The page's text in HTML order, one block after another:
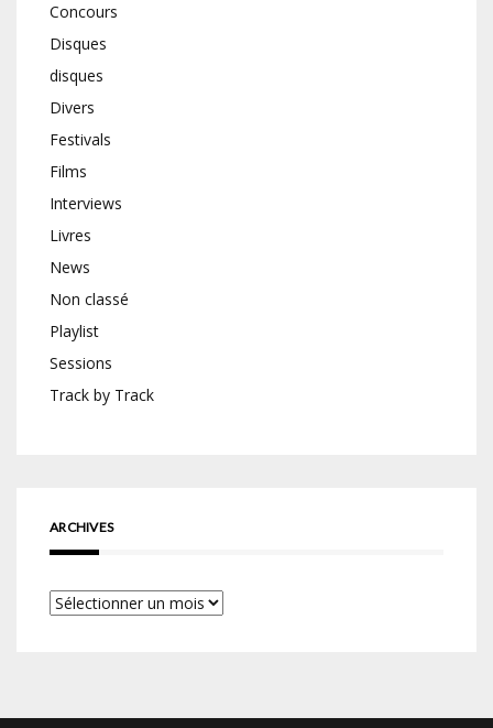
Concours
Disques
disques
Divers
Festivals
Films
Interviews
Livres
News
Non classé
Playlist
Sessions
Track by Track
ARCHIVES
Archives